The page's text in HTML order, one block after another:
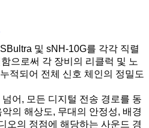
및 sNH-10G를 각각 직렬
으로써 각 장비의 리클럭 및 노
적되어 전체 신호 체인의 정밀도
어, 모든 디지털 전송 경로를 동
의 해상도, 무대의 안정성, 배경
오의 정점에 해당하는 사운드 경